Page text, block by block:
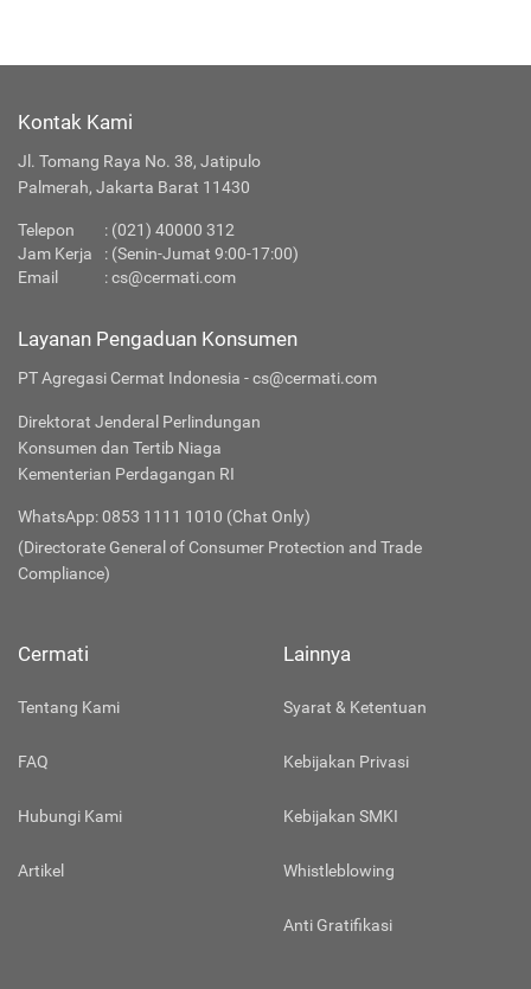
Kontak Kami
Jl. Tomang Raya No. 38, Jatipulo
Palmerah, Jakarta Barat 11430
Telepon : (021) 40000 312
Jam Kerja
: (Senin-Jumat 9:00-17:00)
Email
:cs@cermati.com
Layanan Pengaduan Konsumen
PT Agregasi Cermat Indonesia - cs@cermati.com
Direktorat Jenderal Perlindungan
Konsumen dan Tertib Niaga
Kementerian Perdagangan RI
WhatsApp: 0853 1111 1010 (Chat Only)
(Directorate General of Consumer Protection and Trade
Compliance)
Cermati
Tentang Kami
FAQ
Hubungi Kami
Artikel
Lainnya
Syarat & Ketentuan
Kebijakan Privasi
Kebijakan SMKI
Whistleblowing
Anti Gratifikasi